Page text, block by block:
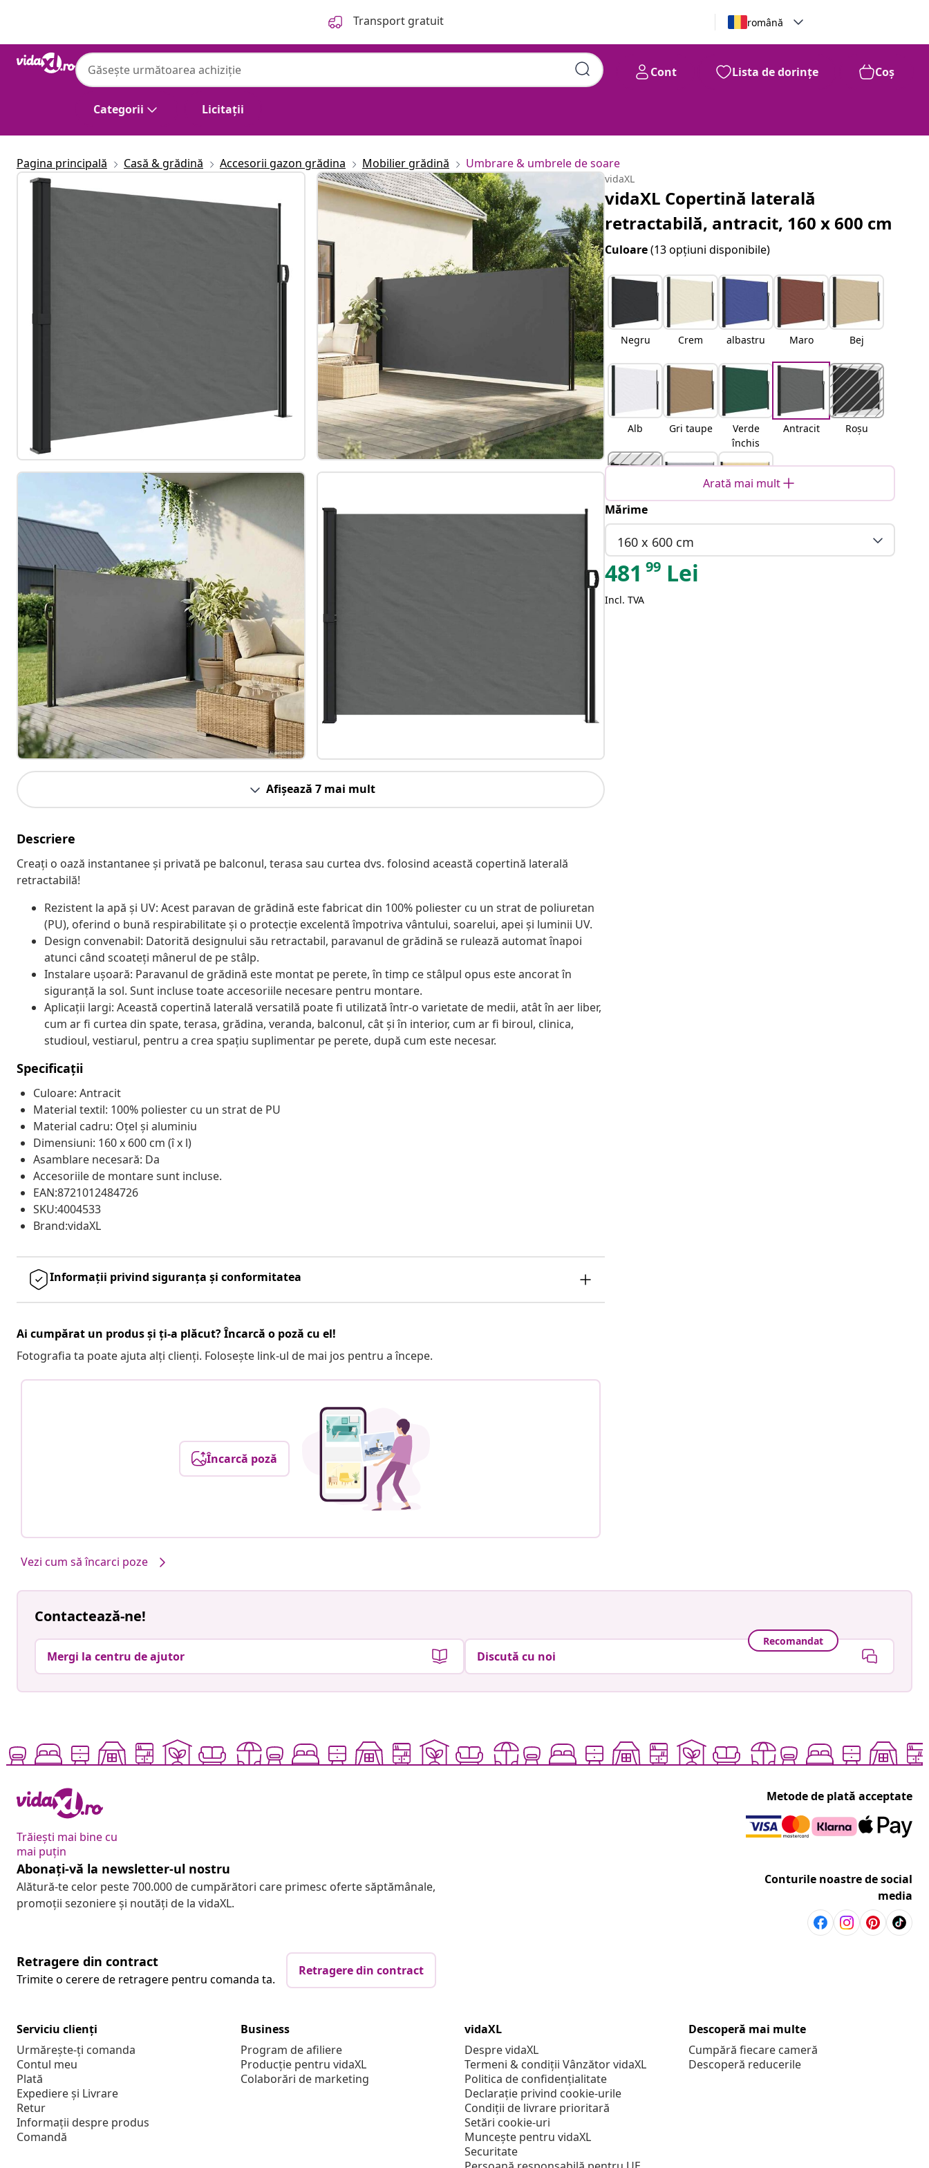
Transport gratuit română
Categorii Licitații
Cont Lista de dorințe Coș
Pagina principală Casă & grădină Accesorii gazon grădina Mobilier grădină Umbrare & umbrele de soare
Afișează 7 mai mult
Descriere
Creați o oază instantanee și privată pe balconul, terasa sau curtea dvs. folosind această copertină laterală
retractabilă!
Rezistent la apă și UV: Acest paravan de grădină este fabricat din 100% poliester cu un strat de poliuretan
(PU), oferind o bună respirabilitate și o protecție excelentă împotriva vântului, soarelui, apei și luminii UV.
Design convenabil: Datorită designului său retractabil, paravanul de grădină se rulează automat înapoi
atunci când scoateți mânerul de pe stâlp.
Instalare ușoară: Paravanul de grădină este montat pe perete, în timp ce stâlpul opus este ancorat în
siguranță la sol. Sunt incluse toate accesoriile necesare pentru montare.
Aplicații largi: Această copertină laterală versatilă poate fi utilizată într-o varietate de medii, atât în aer liber,
cum ar fi curtea din spate, terasa, grădina, veranda, balconul, cât și în interior, cum ar fi biroul, clinica,
studioul, vestiarul, pentru a crea spațiu suplimentar pe perete, după cum este necesar.
Specificații
Culoare: Antracit
Material textil: 100% poliester cu un strat de PU
Material cadru: Oțel și aluminiu
Dimensiuni: 160 x 600 cm (î x l)
Asamblare necesară: Da
Accesoriile de montare sunt incluse.
EAN:8721012484726
SKU:4004533
Brand:vidaXL
Informații privind siguranța și conformitatea
Ai cumpărat un produs și ți-a plăcut? Încarcă o poză cu el!
Fotografia ta poate ajuta alți clienți. Folosește link-ul de mai jos pentru a începe.
Încarcă poză
Vezi cum să încarci poze
vidaXL
vidaXL Copertină laterală
retractabilă, antracit, 160 x 600 cm
Culoare(13 opțiuni disponibile)
Negru Crem albastru Maro Bej
Alb Gri taupe
Verde
închis
Antracit Roșu
Terracota
Arată mai mult
Mărime
160 x 600 cm
481 99 Lei
Incl. TVA
Contactează-ne!
Mergi la centru de ajutor
Recomandat
Discută cu noi
Trăiești mai bine cu
mai puțin
Metode de plată acceptate
Abonați-vă la newsletter-ul nostru
Alătură-te celor peste 700.000 de cumpărători care primesc oferte săptămânale,
promoții sezoniere și noutăți de la vidaXL.
Conturile noastre de social
media
Retragere din contract
Trimite o cerere de retragere pentru comanda ta.
Retragere din contract
Serviciu clienți
Urmărește-ți comanda
Contul meu
Plată
Expediere și Livrare
Retur
Informații despre produs
Comandă
Business
Program de afiliere
Producție pentru vidaXL
Colaborări de marketing
vidaXL
Despre vidaXL
Termeni & condiții Vânzător vidaXL
Politica de confidențialitate
Declarație privind cookie-urile
Condiții de livrare prioritară
Setări cookie-uri
Muncește pentru vidaXL
Securitate
Descoperă mai multe
Cumpără fiecare cameră
Descoperă reducerile